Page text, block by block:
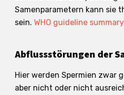
Samenparametern kann sie
sein. WHO guideline summary
Abflussstörungen der
Hier werden Spermien zwar
aber nicht oder nicht